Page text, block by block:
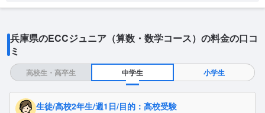
兵庫県のECCジュニア（算数・数学コース）の料金の口コ
ミ
高校生・高卒生 中学生 小学生
生徒/高校2年生/週1日/目的：高校受験